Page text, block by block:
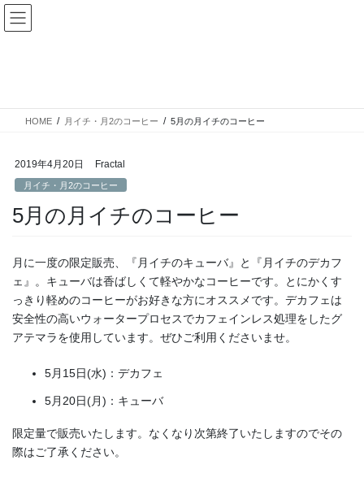
コ
ン
ス
ナ
ビ
ン
HOME 月イチ・月2のコーヒー 5月の月イチのコーヒー
2019年4月20日 Fractal
月イチ・月2のコーヒー
5月の月イチのコーヒー
月に一度の限定販売、『月イチのキューバ』と『月イチのデカフ
ェ』。キューバは香ばしくて軽やかなコーヒーです。とにかくす
っきり軽めのコーヒーがお好きな方にオススメです。デカフェは
安全性の高いウォータープロセスでカフェインレス処理をしたグ
アテマラを使用しています。ぜひご利用くださいませ。
5月15日(水)：デカフェ
5月20日(月)：キューバ
限定量で販売いたします。なくなり次第終了いたしますのでその
際はご了承ください。